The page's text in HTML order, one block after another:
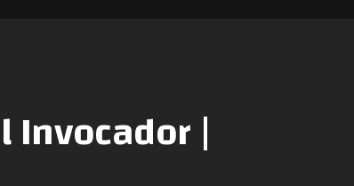
Invocador |